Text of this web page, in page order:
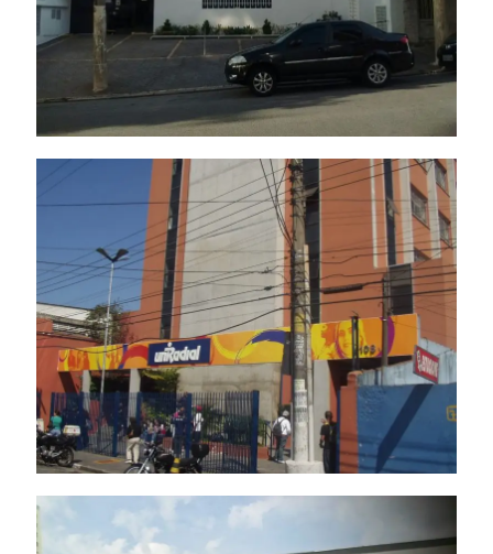
Letras Caixa